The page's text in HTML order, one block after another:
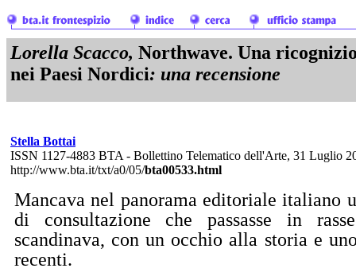
Lorella Scacco, Northwave. Una
nei Paesi Nordici: una recensione
Stella Bottai
ISSN 1127-4883 BTA - Bollettino Telematico dell'Arte, 31 Luglio
http://www.bta.it/txt/a0/05/bta00533.html
Mancava nel panorama editoriale italiano
di consultazione che passasse in
scandinava, con un occhio alla storia e
recenti.